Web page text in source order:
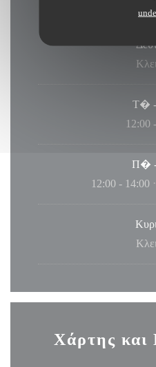
Τ� -
12:00
Π�
12:00 - 14:00 •
Χάρτης και